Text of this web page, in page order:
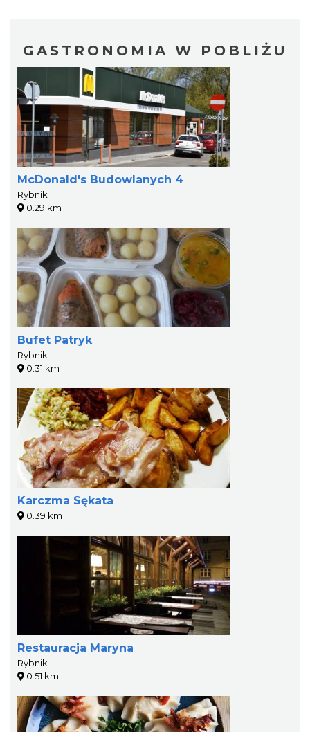
GASTRONOMIA W POBLIŻU
McDonald's Budowlanych 4
Rybnik
0.29 km
Bufet Patryk
Rybnik
0.31 km
Karczma Sękata
0.39 km
Restauracja Maryna
Rybnik
0.51 km